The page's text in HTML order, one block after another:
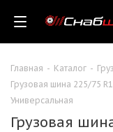
Главная - Каталог -
Грузовая шина 225/75
Универсальная
Грузовая